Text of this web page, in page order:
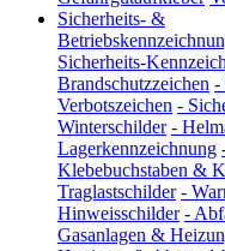
Sicherheits- &
Sicherheits-
Brandschutzzeichen -
Verbotszeichen -
Winterschilder -
Lagerkennzeichnung
Klebebuchstaben &
Traglastschilder -
Hinweisschilder -
Gasanlagen &